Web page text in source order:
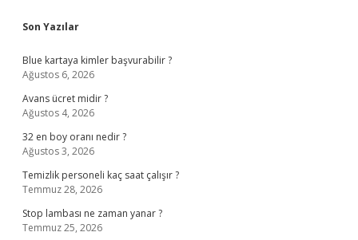
Sidebar
Son Yazılar
Blue kartaya kimler başvurabilir ?
Ağustos 6, 2026
Avans ücret midir ?
Ağustos 4, 2026
32 en boy oranı nedir ?
Ağustos 3, 2026
Temizlik personeli kaç saat çalışır ?
Temmuz 28, 2026
Stop lambası ne zaman yanar ?
Temmuz 25, 2026